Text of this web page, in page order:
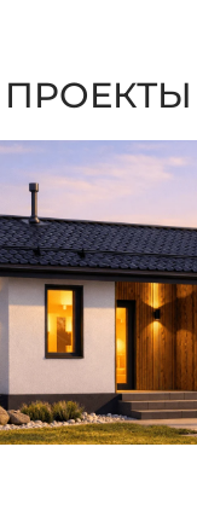
ПРОЕКТЫ